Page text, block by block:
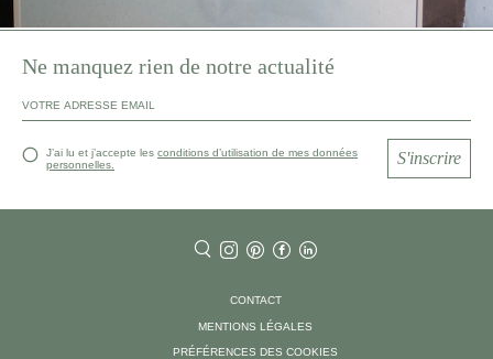
Ne manquez rien de notre actualité
J’ai lu et j’accepte les conditions d’utilisation de mes données
personnelles.
S'inscrire
CONTACT
MENTIONS LÉGALES
PRÉFÉRENCES DES COOKIES